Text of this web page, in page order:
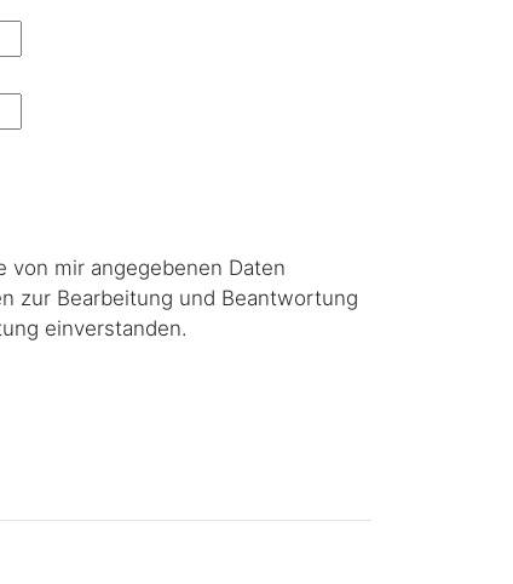
von mir angegebenen Daten
zur Bearbeitung und Beantwortung
einverstanden.